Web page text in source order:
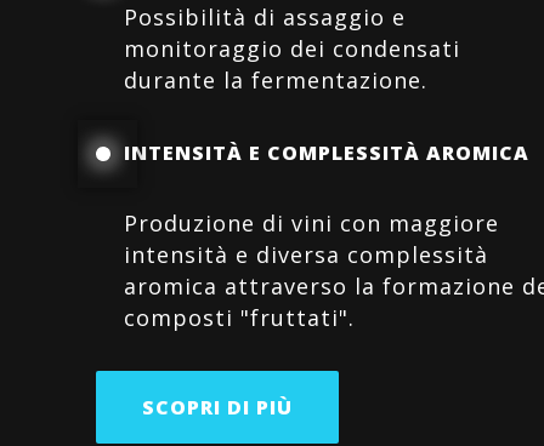
SCOPRI DI PIÙ
Possibilità di assaggio e
monitoraggio dei condensati
durante la fermentazione.
INTENSITÀ E COMPLESSITÀ AROMICA
Produzione di vini con maggiore
intensità e diversa complessità
aromica attraverso la formazione
composti "fruttati".